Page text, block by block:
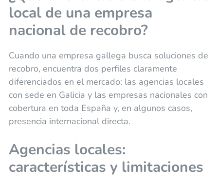
local de una empresa
nacional de recobro?
Cuando una empresa gallega busca soluciones de
recobro, encuentra dos perfiles claramente
diferenciados en el mercado: las agencias locales
con sede en Galicia y las empresas nacionales con
cobertura en toda España y, en algunos casos,
presencia internacional directa.
Agencias locales:
características y limitaciones